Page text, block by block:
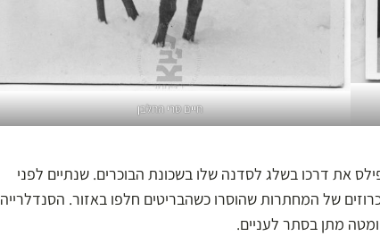
חיים סרי החלבן
את דרכו בשלג לסדנה שלו בשכונת הבוכרים. שנתיים לפני
של המחתרות שהוסרו כשהבריטים חלפו באזור. הסנדלרייה
מתן בסתר לעניים.